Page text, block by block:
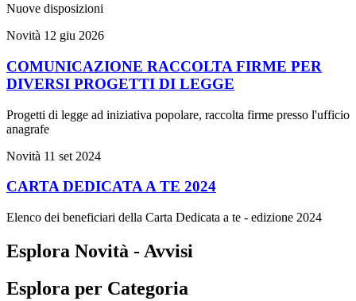
Nuove disposizioni
Novità 12 giu 2026
COMUNICAZIONE RACCOLTA FIRME PER
DIVERSI PROGETTI DI LEGGE
Progetti di legge ad iniziativa popolare, raccolta firme presso l'ufficio
anagrafe
Novità 11 set 2024
CARTA DEDICATA A TE 2024
Elenco dei beneficiari della Carta Dedicata a te - edizione 2024
Esplora Novità - Avvisi
Esplora per Categoria